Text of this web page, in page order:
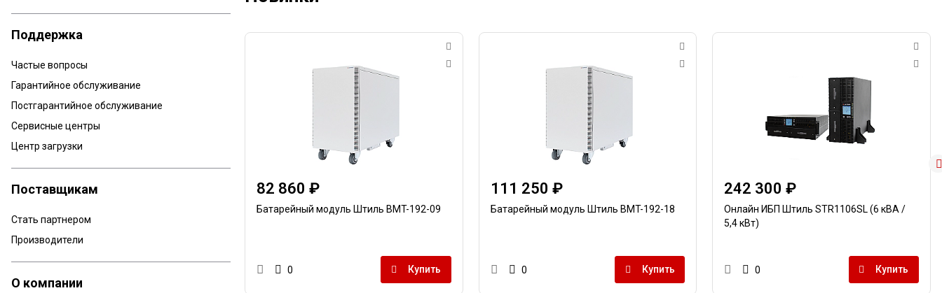
Поддержка
Частые вопросы
Гарантийное обслуживание
Постгарантийное обслуживание
Сервисные центры
Центр загрузки
Поставщикам
Стать партнером
Производители
О компании
82 860 ₽
Батарейный модуль Штиль BMT-192-09
0 Купить
111 250 ₽
Батарейный модуль Штиль BMT-192-18
0 Купить
242 300 ₽
Онлайн ИБП Штиль STR1106SL (6 кВА /
5,4 кВт)
0 Купить